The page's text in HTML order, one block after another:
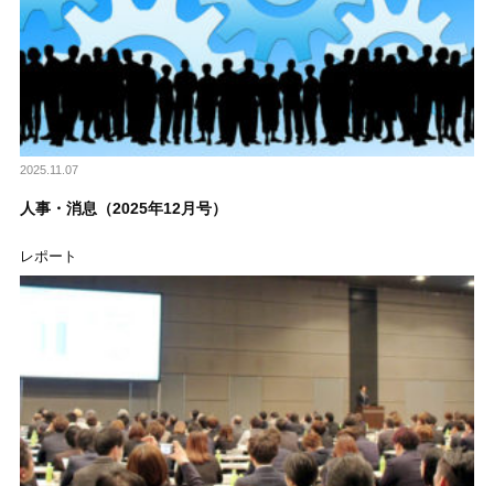
2025.11.07
人事・消息（2025年12月号）
レポート